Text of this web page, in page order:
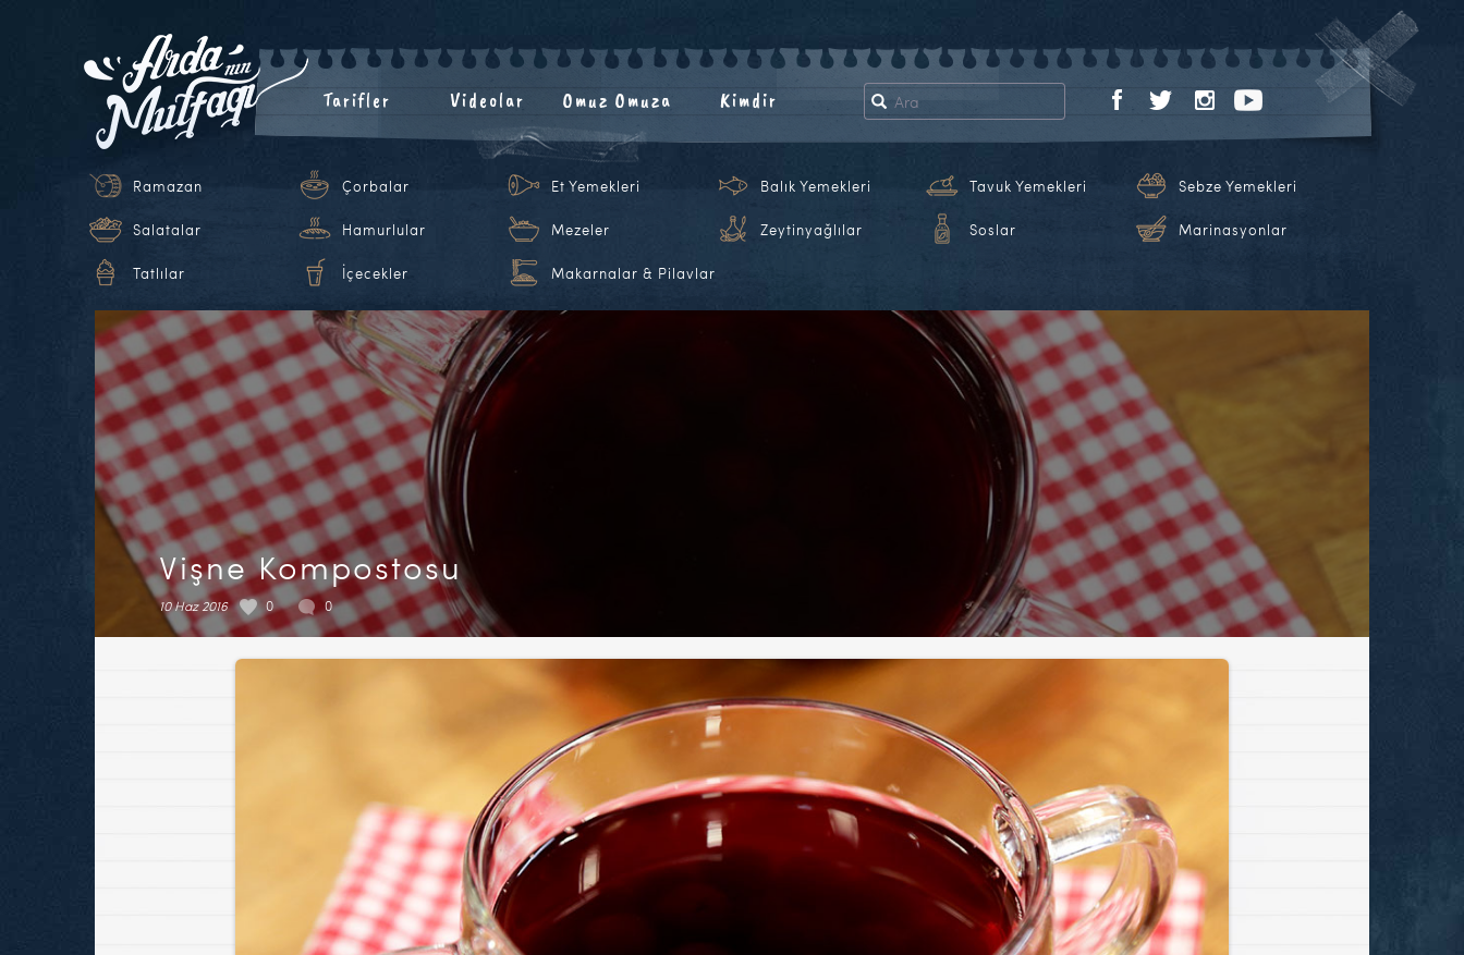
Tarifler Videolar Omuz Omuza Kimdir
Ramazan Çorbalar Et Yemekleri Balık Yemekleri Tavuk Yemekleri Sebze Yemekleri
Salatalar Hamurlular Mezeler Zeytinyağlılar Soslar Marinasyonlar
Tatlılar İçecekler Makarnalar & Pilavlar
Vişne Kompostosu
10 Haz 2016 0 0